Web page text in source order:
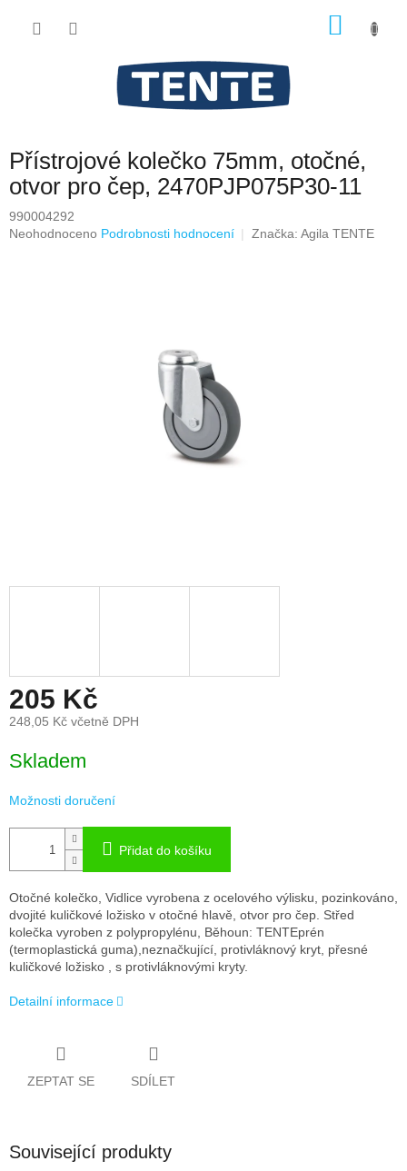
Přístrojové kolečko 75mm, otočné,
otvor pro čep, 2470PJP075P30-11
990004292
Průměrné
Neohodnoceno Podrobnosti hodnocení Značka: Agila TENTE
205 Kč
248,05 Kč včetně DPH
cena:
Skladem
Možnosti doručení
Přidat do košíku
Otočné kolečko, Vidlice vyrobena z ocelového výlisku, pozinkováno,
dvojité kuličkové ložisko v otočné hlavě, otvor pro čep. Střed
kolečka vyroben z polypropylénu, Běhoun: TENTEprén
(termoplastická guma),neznačkující, protivláknový kryt, přesné
kuličkové ložisko , s protivláknovými kryty.
Detailní informace
ZEPTAT SE SDÍLET
Související produkty